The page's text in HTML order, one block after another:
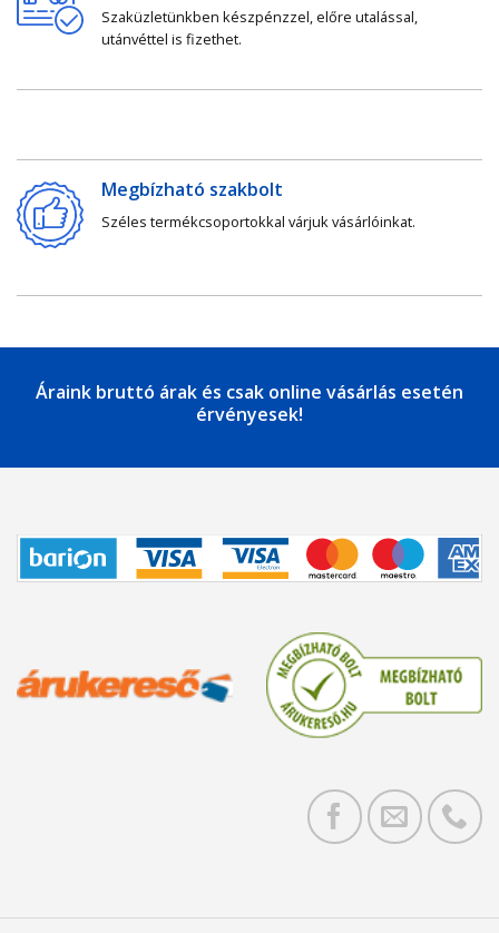
Szaküzletünkben készpénzzel, előre utalással,
utánvéttel is fizethet.
Megbízható szakbolt
Széles termékcsoportokkal várjuk vásárlóinkat.
Áraink bruttó árak és csak online vásárlás esetén
érvényesek!